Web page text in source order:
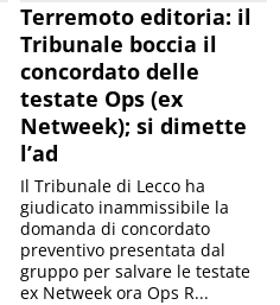
Terremoto editoria: il
Tribunale boccia il
concordato delle
testate Ops (ex
Netweek); si dimette
l’ad
Il Tribunale di Lecco ha
giudicato inammissibile la
domanda di concordato
preventivo presentata dal
gruppo per salvare le testate
ex Netweek ora Ops R...